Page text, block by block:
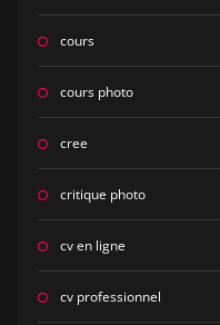
cours
cours photo
cree
critique photo
cv en ligne
cv professionnel